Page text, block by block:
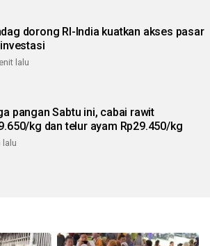
dorong RI-India kuatkan akses pasar
lalu
pangan Sabtu ini, cabai rawit
kg dan telur ayam Rp29.450/kg
lalu